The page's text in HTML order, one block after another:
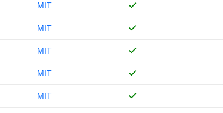
MIT
MIT
MIT
MIT
MIT